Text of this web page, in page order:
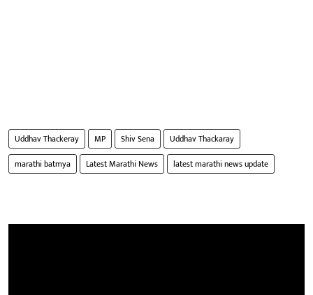
Uddhav Thackeray MP Shiv Sena
Uddhav Thackaray
marathi batmya
Latest Marathi News latest marathi news update